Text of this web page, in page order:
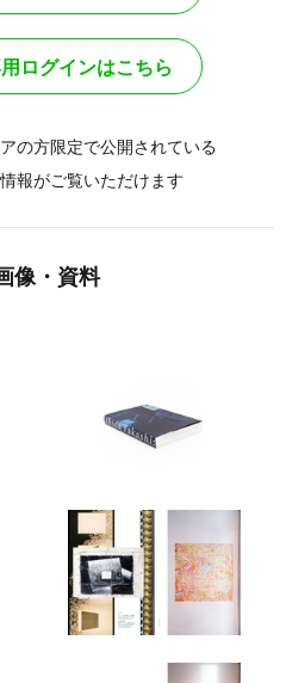
ログインはこちら
の方限定で公開されている
報がご覧いただけます
像・資料